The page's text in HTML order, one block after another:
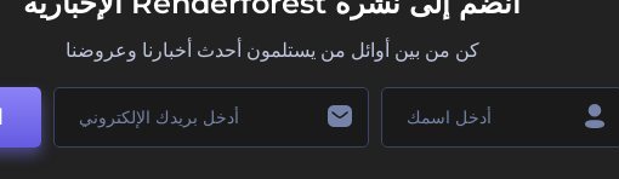
كن من بين أوائل من يستلمون أحدث أخبارنا وعروضنا